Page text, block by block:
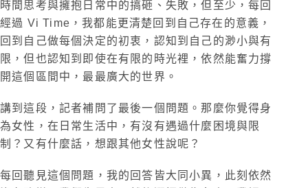
時間思考與擁抱日常中的搞砸、失敗，但至少，每回
經過 Vi Time，我都能更清楚回到自己存在的意義，
回到自己做每個決定的初衷，認知到自己的渺小與有
限，但也認知到即使在有限的時光裡，依然能奮力撐
開這個區間中，最最廣大的世界。
講到這段，記者補問了最後一個問題。那麼你覺得身
為女性，在日常生活中，有沒有遇過什麼困境與限
制？又有什麼話，想跟其他女性說呢？
每回聽見這個問題，我的回答皆大同小異，此刻依然